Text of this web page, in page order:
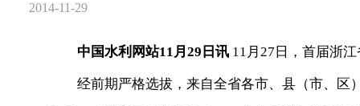
2014-11-29
中国水利网站11月29日讯 11月27日，首届浙
经前期严格选拔，来自全省各市、县（市、区